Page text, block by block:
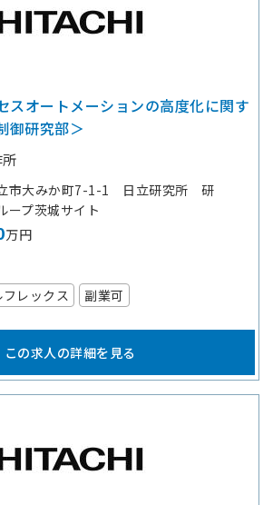
スオートメーションの高度化に関す
御研究部＞
市大みか町7-1-1 日立研究所 研
ープ茨城サイト
万円
フレックス 副業可
この求人の詳細を見る